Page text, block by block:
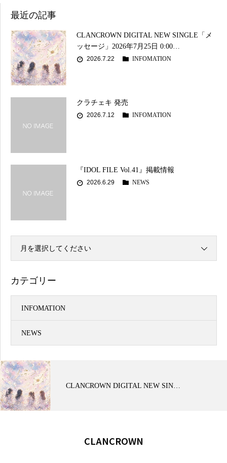
最近の記事
CLANCROWN DIGITAL NEW SINGLE「メ
ッセージ」2026年7月25日 0:00…
2026.7.22 INFOMATION
クラチェキ 発売
2026.7.12 INFOMATION
『IDOL FILE Vol.41』掲載情報
2026.6.29 NEWS
月を選択してください
カテゴリー
INFOMATION
NEWS
CLANCROWN DIGITAL NEW SIN…
CLANCROWN